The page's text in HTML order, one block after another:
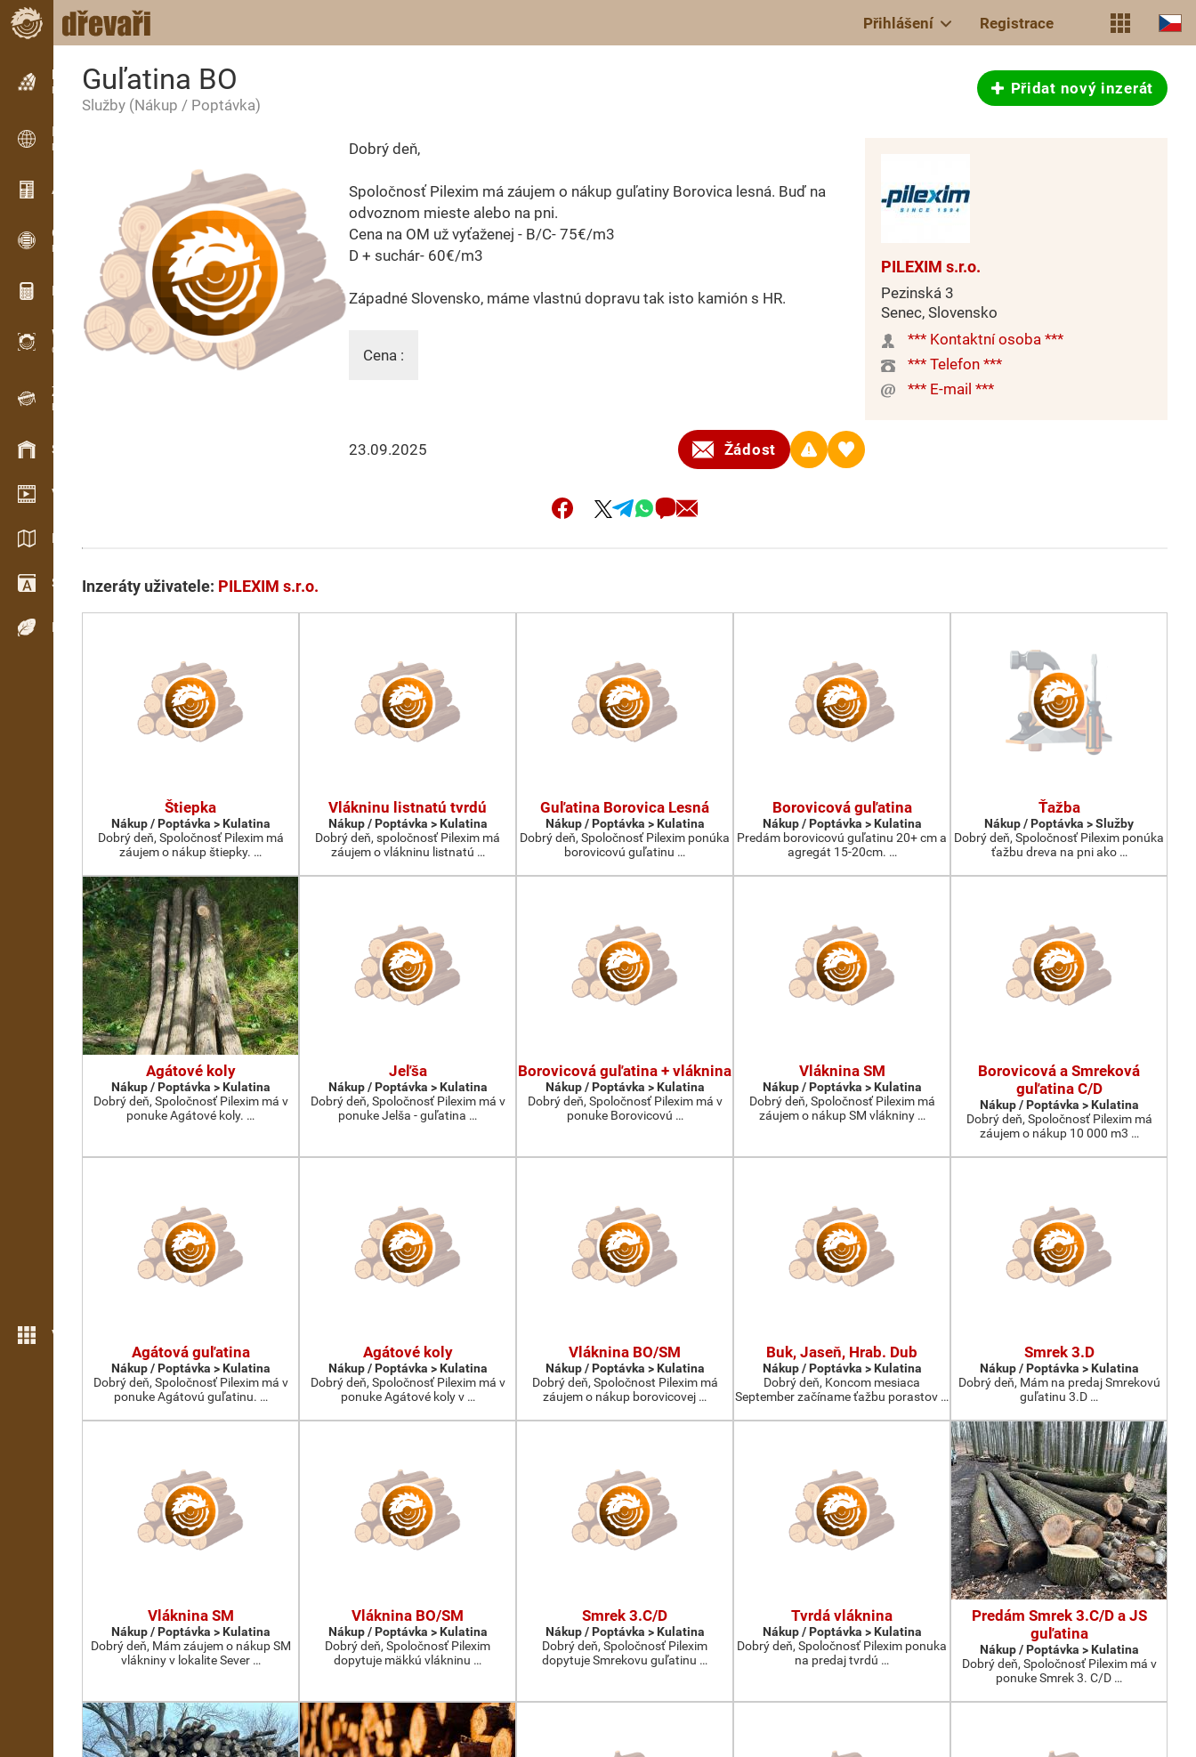
Přihlášení Registrace
Inzerce
Řádková inzerce
Inzerce
Mezinárodní inzerce
Aktuality / Články
OPTI-TIMB
Pořezová schémata
Dřevařské kalkulačky
WoodProfi
Objem dřeva s AI
Záznamník
Evidence dřeva v terénu
Skladové hospodářství
Video showroom
Katalogy / Brožury
Slovník
Dřeviny
Více možností
Guľatina BO
Služby (Nákup / Poptávka)
Přidat nový inzerát
Dobrý deň,
Spoločnosť Pilexim má záujem o nákup guľatiny Borovica lesná. Buď na
odvoznom mieste alebo na pni.
Cena na OM už vyťaženej - B/C- 75€/m3
D + suchár- 60€/m3
Západné Slovensko, máme vlastnú dopravu tak isto kamión s HR.
Cena :
23.09.2025 Žádost
PILEXIM s.r.o.
Pezinská 3
Senec, Slovensko
*** Kontaktní osoba ***
*** Telefon ***
*** E-mail ***
Inzeráty uživatele: PILEXIM s.r.o.
Štiepka
Nákup / Poptávka > Kulatina
Dobrý deň, Spoločnosť Pilexim má
záujem o nákup štiepky. …
Vlákninu listnatú tvrdú
Nákup / Poptávka > Kulatina
Dobrý deň, spoločnosť Pilexim má
záujem o vlákninu listnatú …
Guľatina Borovica Lesná
Nákup / Poptávka > Kulatina
Dobrý deň, Spoločnosť Pilexim ponúka
borovicovú guľatinu …
Borovicová guľatina
Nákup / Poptávka > Kulatina
Predám borovicovú guľatinu 20+ cm a
agregát 15-20cm. …
Ťažba
Nákup / Poptávka > Služby
Dobrý deň, Spoločnosť Pilexim ponúka
ťažbu dreva na pni ako …
Agátové koly
Nákup / Poptávka > Kulatina
Dobrý deň, Spoločnosť Pilexim má v
ponuke Agátové koly. …
Jeľša
Nákup / Poptávka > Kulatina
Dobrý deň, Spoločnosť Pilexim má v
ponuke Jelša - guľatina …
Borovicová guľatina + vláknina
Nákup / Poptávka > Kulatina
Dobrý deň, Spoločnosť Pilexim má v
ponuke Borovicovú …
Vláknina SM
Nákup / Poptávka > Kulatina
Dobrý deň, Spoločnosť Pilexim má
záujem o nákup SM vlákniny …
Borovicová a Smreková
guľatina C/D
Nákup / Poptávka > Kulatina
Dobrý deň, Spoločnosť Pilexim má
záujem o nákup 10 000 m3 …
Agátová guľatina
Nákup / Poptávka > Kulatina
Dobrý deň, Spoločnosť Pilexim má v
ponuke Agátovú guľatinu. …
Agátové koly
Nákup / Poptávka > Kulatina
Dobrý deň, Spoločnosť Pilexim má v
ponuke Agátové koly v …
Vláknina BO/SM
Nákup / Poptávka > Kulatina
Dobrý deň, Spoločnost Pilexim má
záujem o nákup borovicovej …
Buk, Jaseň, Hrab. Dub
Nákup / Poptávka > Kulatina
Dobrý deň, Koncom mesiaca
September začíname ťažbu porastov …
Smrek 3.D
Nákup / Poptávka > Kulatina
Dobrý deň, Mám na predaj Smrekovú
guľatinu 3.D …
Vláknina SM
Nákup / Poptávka > Kulatina
Dobrý deň, Mám záujem o nákup SM
vlákniny v lokalite Sever …
Vláknina BO/SM
Nákup / Poptávka > Kulatina
Dobrý deň, Spoločnosť Pilexim
dopytuje mäkkú vlákninu …
Smrek 3.C/D
Nákup / Poptávka > Kulatina
Dobrý deň, Spoločnosť Pilexim
dopytuje Smrekovu guľatinu …
Tvrdá vláknina
Nákup / Poptávka > Kulatina
Dobrý deň, Spoločnosť Pilexim ponuka
na predaj tvrdú …
Predám Smrek 3.C/D a JS
guľatina
Nákup / Poptávka > Kulatina
Dobrý deň, Spoločnosť Pilexim má v
ponuke Smrek 3. C/D …